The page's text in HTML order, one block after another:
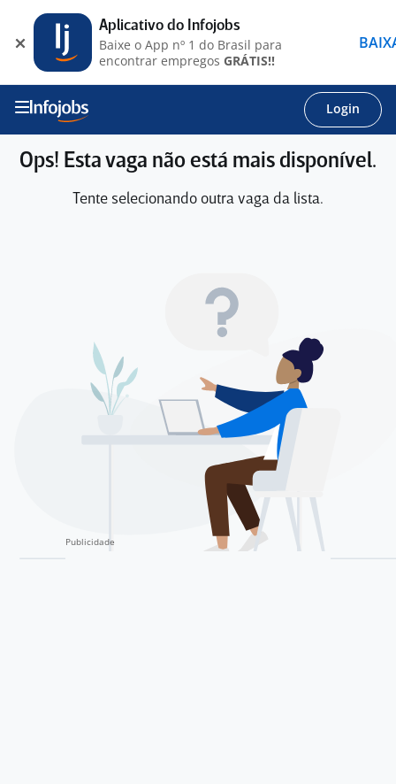
Login
Ops! Esta vaga não está mais disponível.
Tente selecionando outra vaga da lista.
Aplicativo do Infojobs
Baixe o App nº 1 do Brasil para
encontrar empregos GRÁTIS!!